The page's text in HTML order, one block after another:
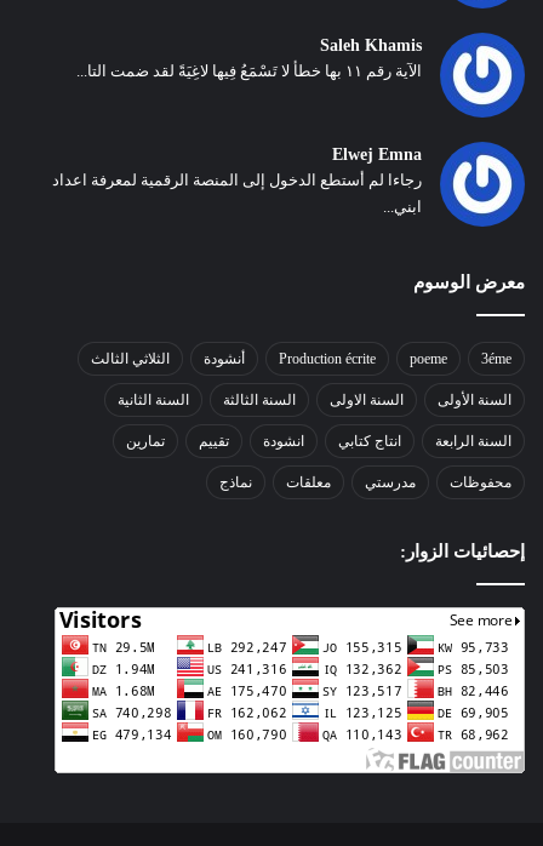
Saleh Khamis
الآية رقم ١١ بها خطأ لا تَسْمَعُ فِيها لاغِيَةً لقد ضمت التا...
Elwej Emna
رجاءا لم أستطع الدخول إلى المنصة الرقمية لمعرفة اعداد
ابني...
معرض الوسوم
3éme
poeme
Production écrite أنشودة الثلاثي الثالث
السنة الأولى السنة الاولى السنة الثالثة السنة الثانية
السنة الرابعة انتاج كتابي انشودة تقييم تمارين
محفوظات مدرستي معلقات نماذج
إحصائيات الزوار: